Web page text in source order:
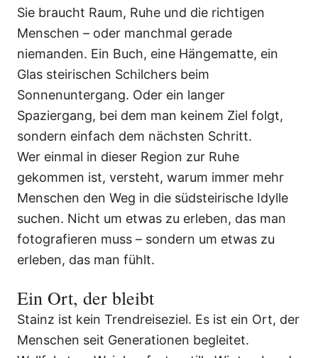
Sie braucht Raum, Ruhe und die richtigen
Menschen – oder manchmal gerade
niemanden. Ein Buch, eine Hängematte, ein
Glas steirischen Schilchers beim
Sonnenuntergang. Oder ein langer
Spaziergang, bei dem man keinem Ziel folgt,
sondern einfach dem nächsten Schritt.
Wer einmal in dieser Region zur Ruhe
gekommen ist, versteht, warum immer mehr
Menschen den Weg in die südsteirische Idylle
suchen. Nicht um etwas zu erleben, das man
fotografieren muss – sondern um etwas zu
erleben, das man fühlt.
Ein Ort, der bleibt
Stainz ist kein Trendreiseziel. Es ist ein Ort, der
Menschen seit Generationen begleitet.